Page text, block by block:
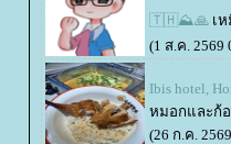
🇹🇭⛰️🙏 เ
(1 ส.ค. 2569
Ibis hotel,
หมอกและก้
(26 ก.ค.